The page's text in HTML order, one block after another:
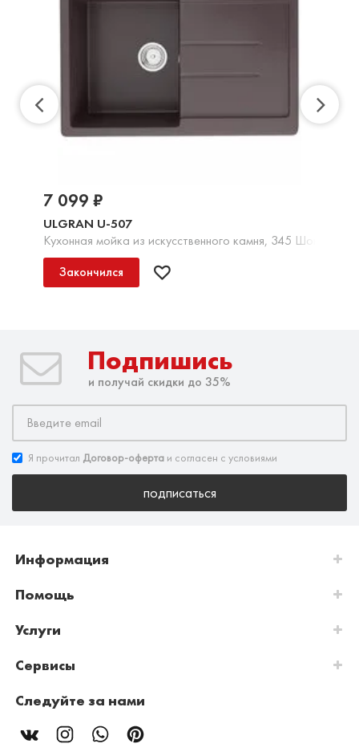
ULGRAN U-507
Кухонная мойка из искусственного камня, 345 Шоколад
7 099 ₽
Закончился
Подпишись
и получай скидки до 35%
Я прочитал Договор-оферта и согласен с условиями
подписаться
Информация
Помощь
Услуги
Сервисы
Следуйте за нами